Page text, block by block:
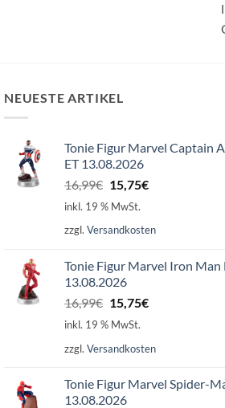
NEUESTE ARTIKEL
Tonie Figur Marvel Captain
ET 13.08.2026
16,99€ Ursprünglicher
Preis
16,99€
15,75€Aktueller
15,75€.
inkl. 19 % MwSt.
zzgl. Versandkosten
Tonie Figur Marvel Iron Man
13.08.2026
16,99€ Ursprünglicher
Preis
16,99€
15,75€Aktueller
15,75€.
inkl. 19 % MwSt.
zzgl. Versandkosten
Tonie Figur Marvel Spider-
13.08.2026